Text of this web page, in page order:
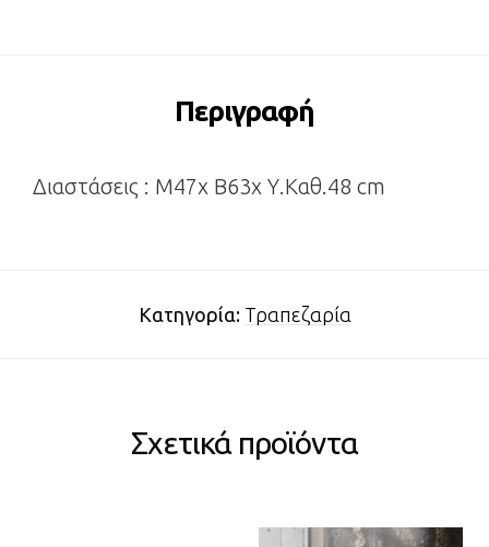
Περιγραφή
Διαστάσεις : Μ47x Β63x Υ.Καθ.48 cm
Κατηγορία: Τραπεζαρία
Σχετικά προϊόντα